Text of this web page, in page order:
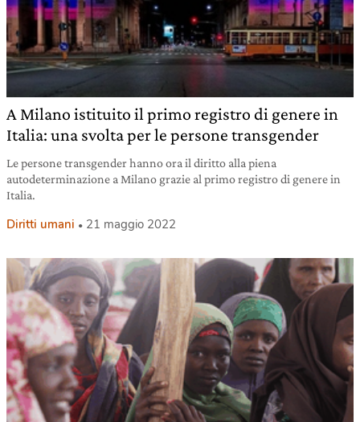
A Milano istituito il primo registro di genere in
Italia: una svolta per le persone transgender
Le persone transgender hanno ora il diritto alla piena
autodeterminazione a Milano grazie al primo registro di genere in
Italia.
Diritti umani 21 maggio 2022